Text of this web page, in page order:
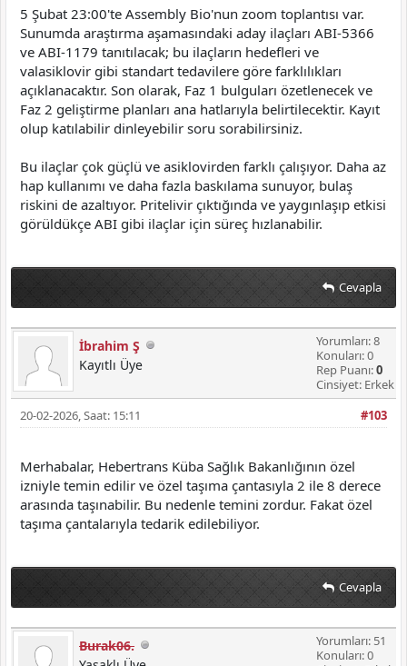
5 Şubat 23:00'te Assembly Bio'nun zoom toplantısı var.
Sunumda araştırma aşamasındaki aday ilaçları ABI-5366
ve ABI-1179 tanıtılacak; bu ilaçların hedefleri ve
valasiklovir gibi standart tedavilere göre farklılıkları
açıklanacaktır. Son olarak, Faz 1 bulguları özetlenecek ve
Faz 2 geliştirme planları ana hatlarıyla belirtilecektir. Kayıt
olup katılabilir dinleyebilir soru sorabilirsiniz.
Bu ilaçlar çok güçlü ve asiklovirden farklı çalışıyor. Daha az
hap kullanımı ve daha fazla baskılama sunuyor, bulaş
riskini de azaltıyor. Pritelivir çıktığında ve yaygınlaşıp etkisi
görüldükçe ABI gibi ilaçlar için süreç hızlanabilir.
Cevapla
İbrahim Ş
Kayıtlı Üye
Yorumları: 8
Konuları: 0
Rep Puanı:0
Cinsiyet: Erkek
#103
20-02-2026, Saat: 15:11
Merhabalar, Hebertrans Küba Sağlık Bakanlığının özel
izniyle temin edilir ve özel taşıma çantasıyla 2 ile 8 derece
arasında taşınabilir. Bu nedenle temini zordur. Fakat özel
taşıma çantalarıyla tedarik edilebiliyor.
Cevapla
Burak06.
Yorumları: 51
Konuları: 0